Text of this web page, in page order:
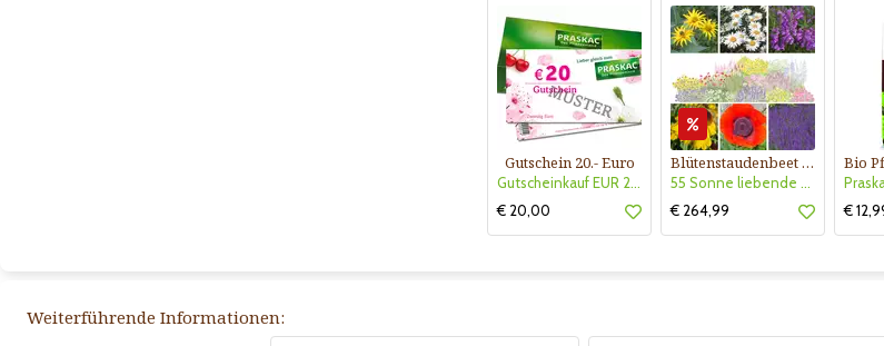
Gutschein 20.- Euro
Gutscheinkauf EUR 20.-
€ 20,00
Blütenstaudenbeet Kollektion Nr. 504
55 Sonne liebende Stauden für 6 m² Beet mit Pflanzplan
€ 264,99
€
Weiterführende Informationen: